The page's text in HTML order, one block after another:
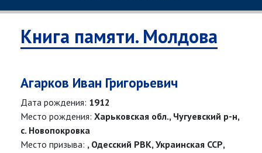
Книга памяти. Молдова
Агарков Иван Григорьевич
Дата рождения: 1912
Место рождения: Харьковская обл., Чугуевский р-н,
с. Новопокровка
Место призыва: , Одесский РВК, Украинская ССР,